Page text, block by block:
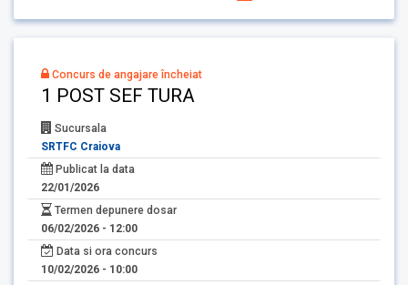
Concurs de angajare încheiat
1 POST SEF TURA
Sucursala
SRTFC Craiova
Publicat la data
22/01/2026
Termen depunere dosar
06/02/2026 - 12:00
Data si ora concurs
10/02/2026 - 10:00